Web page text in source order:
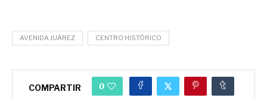
AVENIDA JUÁREZ CENTRO HISTÓRICO
COMPARTIR 0